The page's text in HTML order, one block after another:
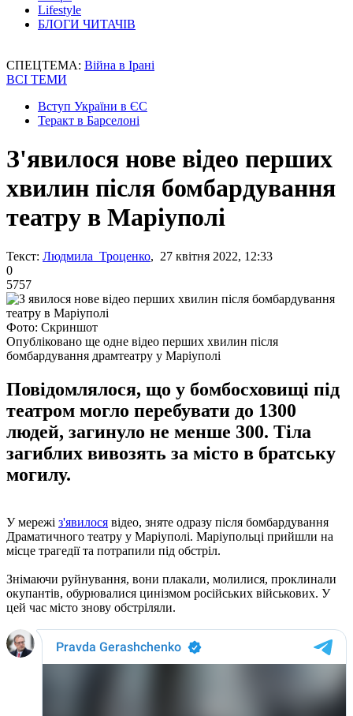
Lifestyle
БЛОГИ ЧИТАЧІВ
СПЕЦТЕМА: Війна в Ірані
ВСІ ТЕМИ
Вступ України в ЄС
Теракт в Барселоні
З'явилося нове відео перших
хвилин після бомбардування
театру в Маріуполі
Текст: Людмила Троценко, 27 квітня 2022, 12:33
0
5757
Фото: Скриншот
Опубліковано ще одне відео перших хвилин після
бомбардування драмтеатру у Маріуполі
Повідомлялося, що у бомбосховищі під
театром могло перебувати до 1300
людей, загинуло не менше 300. Тіла
загиблих вивозять за місто в братську
могилу.
У мережі з'явилося відео, зняте одразу після бомбардування
Драматичного театру у Маріуполі. Маріупольці прийшли на
місце трагедії та потрапили під обстріл.
Знімаючи руйнування, вони плакали, молилися, проклинали
окупантів, обурювалися цинізмом російських військових. У
цей час місто знову обстріляли.